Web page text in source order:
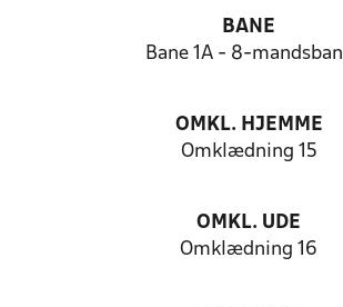
BANE
Bane 1A - 8-
OMKL. HJEMME
Omklædning 15
OMKL. UDE
Omklædning 16